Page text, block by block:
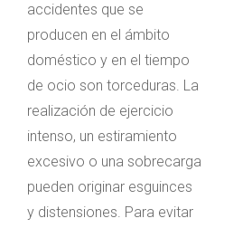
accidentes que se
producen en el ámbito
doméstico y en el tiempo
de ocio son torceduras. La
realización de ejercicio
intenso, un estiramiento
excesivo o una sobrecarga
pueden originar esguinces
y distensiones. Para evitar